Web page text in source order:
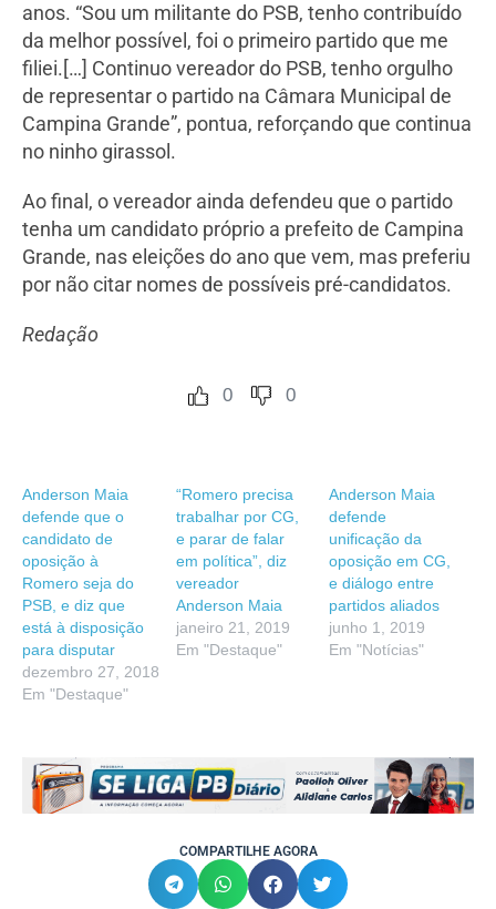
anos. “Sou um militante do PSB, tenho contribuído
da melhor possível, foi o primeiro partido que me
filiei.[…] Continuo vereador do PSB, tenho orgulho
de representar o partido na Câmara Municipal de
Campina Grande”, pontua, reforçando que continua
no ninho girassol.
Ao final, o vereador ainda defendeu que o partido
tenha um candidato próprio a prefeito de Campina
Grande, nas eleições do ano que vem, mas preferiu
por não citar nomes de possíveis pré-candidatos.
Redação
0 0
Anderson Maia
defende que o
candidato de
oposição à
Romero seja do
PSB, e diz que
está à disposição
para disputar
dezembro 27, 2018
Em "Destaque"
“Romero precisa
trabalhar por CG,
e parar de falar
em política”, diz
vereador
Anderson Maia
janeiro 21, 2019
Em "Destaque"
Anderson Maia
defende
unificação da
oposição em CG,
e diálogo entre
partidos aliados
junho 1, 2019
Em "Notícias"
COMPARTILHE AGORA